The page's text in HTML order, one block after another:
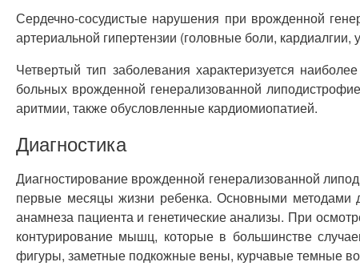
Сердечно-сосудистые нарушения при врожденной
артериальной гипертензии (головные боли,
Четвертый тип заболевания характеризуется
больных врожденной генерализованной
аритмии, также обусловленные кардиомиопатией.
Диагностика
Диагностирование врожденной генерализованной
первые месяцы жизни ребенка. Основными методами
анамнеза пациента и генетические анализы. При
контурирование мышц, которые в большинстве
фигуры, заметные подкожные вены, курчавые темные